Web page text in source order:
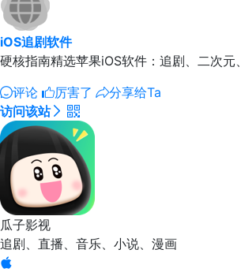
iOS追剧软件
硬核指南精选苹果iOS软件：追剧、二次元
评论
厉害了
分享给Ta
访问该站
瓜子影视
追剧、直播、音乐、小说、漫画